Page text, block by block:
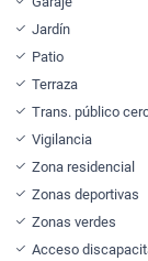
Jardín
Patio
Terraza
Trans. público
Vigilancia
Zona residencial
Zonas deportivas
Zonas verdes
Acceso